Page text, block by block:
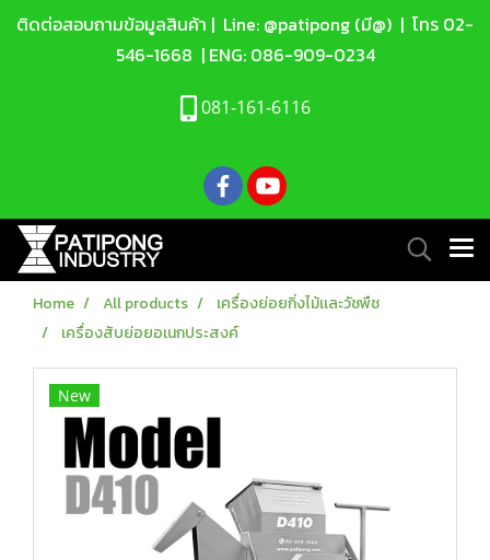
ติดต่อสอบถามข้อมูลสินค้า | Line: @patipong (มี@) | โทร 02-
546-1668 | ENG: 086-909-0234
081-161-6116
Home All products
เครื่องย่อยกิ่งไม้เเละวัชพืช
เครื่องสับย่อยอเนกประสงค์
New